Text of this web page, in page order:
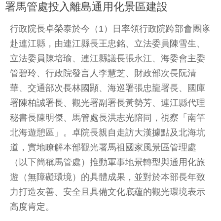
署馬管處投入離島通用化景區建設
行政院長卓榮泰於今（1）日率領行政院跨部會團隊
赴連江縣，由連江縣長王忠銘、立法委員陳雪生、
立法委員陳培瑜、連江縣議長張永江、海委會主委
管碧玲、行政院發言人李慧芝、財政部次長阮清
華、交通部次長林國顯、海巡署張忠龍署長、國庫
署陳柏誠署長、觀光署副署長黃勢芳、連江縣代理
秘書長陳明傑、馬管處長洪志光陪同，視察「南竿
北海遊憩區」。卓院長親自走訪大漢據點及北海坑
道，實地瞭解本部觀光署馬祖國家風景區管理處
（以下簡稱馬管處）推動軍事地景轉型與通用化旅
遊（無障礙環境）的具體成果，並對於本部長年致
力打造友善、安全且具備文化底蘊的觀光環境表示
高度肯定。